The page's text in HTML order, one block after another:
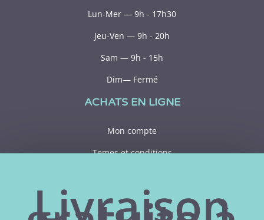
Lun-Mer — 9h - 17h30
Jeu-Ven — 9h - 20h
Sam — 9h - 15h
Dim— Fermé
ACHATS EN LIGNE
Mon compte
Temes et conditions
CONTACT
Livraison